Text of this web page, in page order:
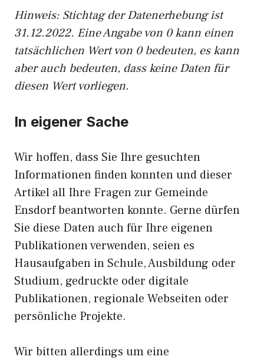
Hinweis: Stichtag der Datenerhebung ist
31.12.2022. Eine Angabe von 0 kann einen
tatsächlichen Wert von 0 bedeuten, es kann
aber auch bedeuten, dass keine Daten für
diesen Wert vorliegen.
In eigener Sache
Wir hoffen, dass Sie Ihre gesuchten
Informationen finden konnten und dieser
Artikel all Ihre Fragen zur Gemeinde
Ensdorf beantworten konnte. Gerne dürfen
Sie diese Daten auch für Ihre eigenen
Publikationen verwenden, seien es
Hausaufgaben in Schule, Ausbildung oder
Studium, gedruckte oder digitale
Publikationen, regionale Webseiten oder
persönliche Projekte.
Wir bitten allerdings um eine